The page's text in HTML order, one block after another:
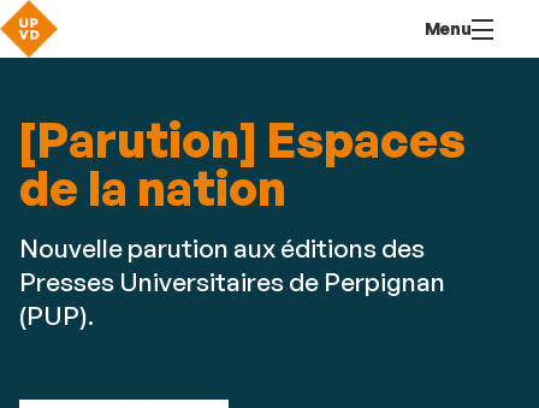
contenu
Menu
[Parution] Espaces
de la nation
Nouvelle parution aux éditions des
Presses Universitaires de Perpignan
(PUP).